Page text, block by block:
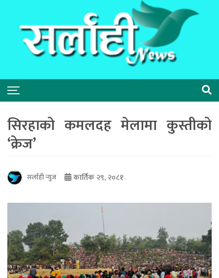
सिरहाको कमलदह मेलामा कुस्तीको
‘क्रेज’
सर्लाही न्युज कार्तिक २९, २०८१